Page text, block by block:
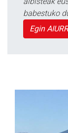
babestuko
Egin